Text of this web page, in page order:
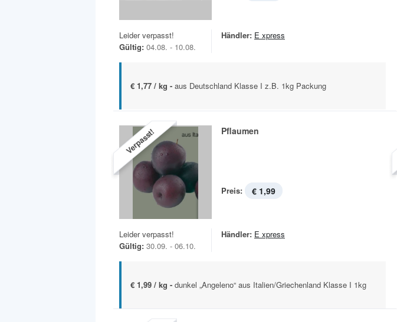
Leider verpasst!
Gültig: 04.08. - 10.08.
Händler: E xpress
€ 1,77 / kg - aus Deutschland Klasse I z.B. 1kg Packung
Verpasst! Pflaumen
Preis: € 1,99
Leider verpasst!
Gültig: 30.09. - 06.10.
Händler: E xpress
€ 1,99 / kg - dunkel „Angeleno“ aus Italien/Griechenland Klasse I 1kg